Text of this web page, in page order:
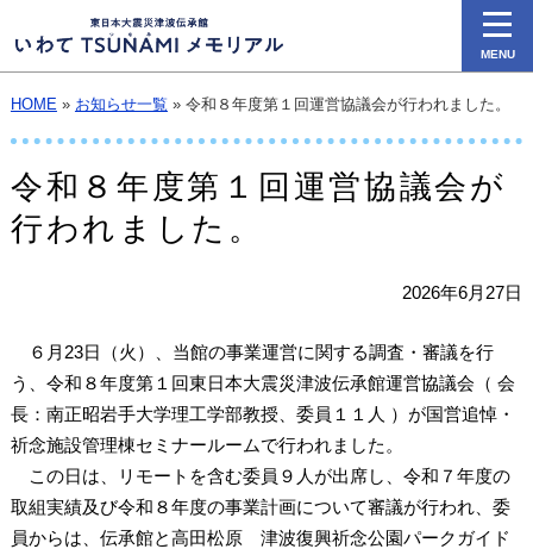
HOME» お知らせ一覧 » 令和８年度第１回運営協議会が行われました。
令和８年度第１回運営協議会が
行われました。
2026年6月27日
６月23日（火）、当館の事業運営に関する調査・審議を行
う、令和８年度第１回東日本大震災津波伝承館運営協議会（ 会
長：南正昭岩手大学理工学部教授、委員１１人 ）が国営追悼・
祈念施設管理棟セミナールームで行われました。
この日は、リモートを含む委員９人が出席し、令和７年度の
取組実績及び令和８年度の事業計画について審議が行われ、委
員からは、伝承館と高田松原 津波復興祈念公園パークガイド
MENU